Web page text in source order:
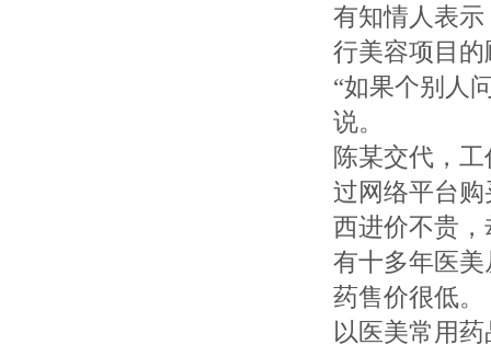
有知情人表
行美容项目
“如果个别人
说。
陈某交代，
过网络平台
西进价不贵
有十多年医
药售价很低。
以医美常用